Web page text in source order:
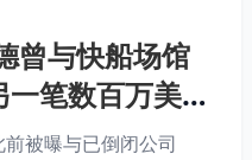
曾与快船场馆
笔数百万美元
被曝与已倒闭公司